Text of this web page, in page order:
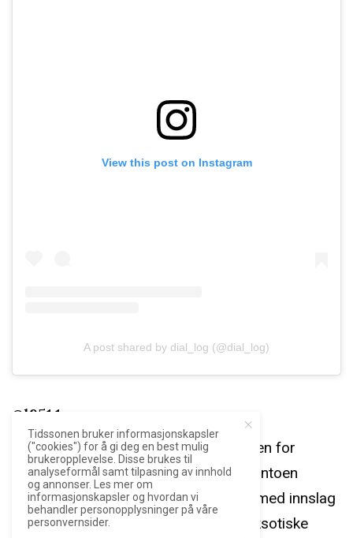
View this post on Instagram
A post shared by dial_log (@dial_log)
@l951.1
Navnet indikerer en samler med sansen for
Lange, og det er forsåvidt ikke feil. Kontoen
omfatter likevel så mer enn bare det, med innslag
av alt fra «vanlige» sportsklokker til eksotiske
Tidssonen bruker informasjonskapsler
("cookies") for å gi deg en best mulig
brukeropplevelse. Disse brukes til
analyseformål samt tilpasning av innhold
og annonser. Les mer om
informasjonskapsler og hvordan vi
behandler personopplysninger på våre
personvernsider.